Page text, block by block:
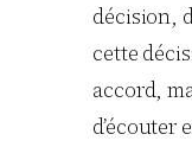
décision,
cette
accord,
d’écouter